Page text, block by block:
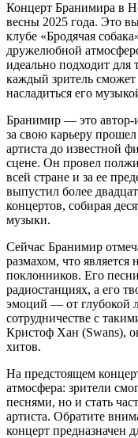
Концерт Бранимира в
весны 2025 года. Это
клубе «Бродячая
дружелюбной
идеально подходит для
каждый зритель сможет
насладиться его
Бранимир — это автор-
за свою карьеру
артиста до известной
сцене. Он провел
всей стране и за ее
выпустил более
концертов, собирая
музыки.
Сейчас Бранимир
размахом, что
поклонников. Его
радиостанциях, а его
эмоций — от глубокой
сотрудничестве с
Кристоф Хан (Swans),
хитов.
На предстоящем
атмосфера: зрители
песнями, но и стать
артиста. Обратите
концерт предназначен